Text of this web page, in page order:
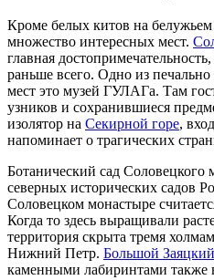
Кроме белых китов на
множество интересных мест.
главная
раньше всего. Одно из
мест это музей ГУЛАГа. Там
узников и сохранившиеся
изолятор на Секирной горе,
напоминает о трагических
Ботанический сад
северных исторических садов
Соловецком монастыре
Когда то здесь выращивали
территория скрыта тремя
Нижний Петр. Большой
каменными лабиринтами также